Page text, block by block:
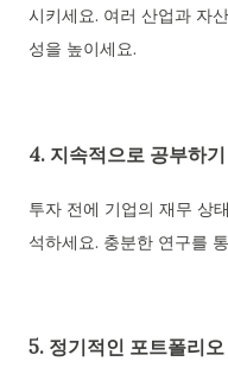
시키세요. 여러 산업과 자
성을 높이세요.
4. 지속적으로 공부하기
투자 전에 기업의 재무 상
석하세요. 충분한 연구를
5. 정기적인 포트폴리